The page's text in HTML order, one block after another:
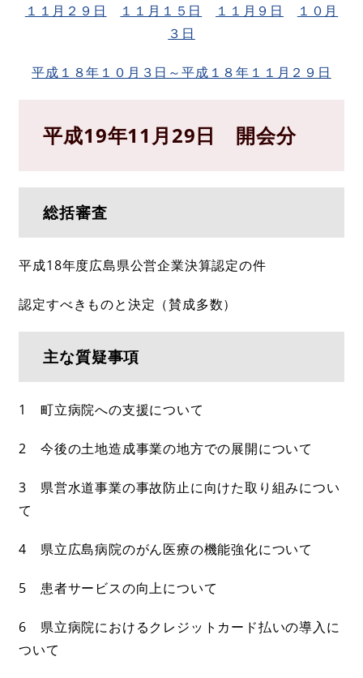
１１月２９日 １１月１５日 １１月９日
１０月
３日
平成１８年１０月３日～平成１８年１１月２９日
平成19年11月29日 開会分
総括審査
平成18年度広島県公営企業決算認定の件
認定すべきものと決定（賛成多数）
主な質疑事項
1 町立病院への支援について
2 今後の土地造成事業の地方での展開について
3 県営水道事業の事故防止に向けた取り組みについ
て
4 県立広島病院のがん医療の機能強化について
5 患者サービスの向上について
6 県立病院におけるクレジットカード払いの導入に
ついて